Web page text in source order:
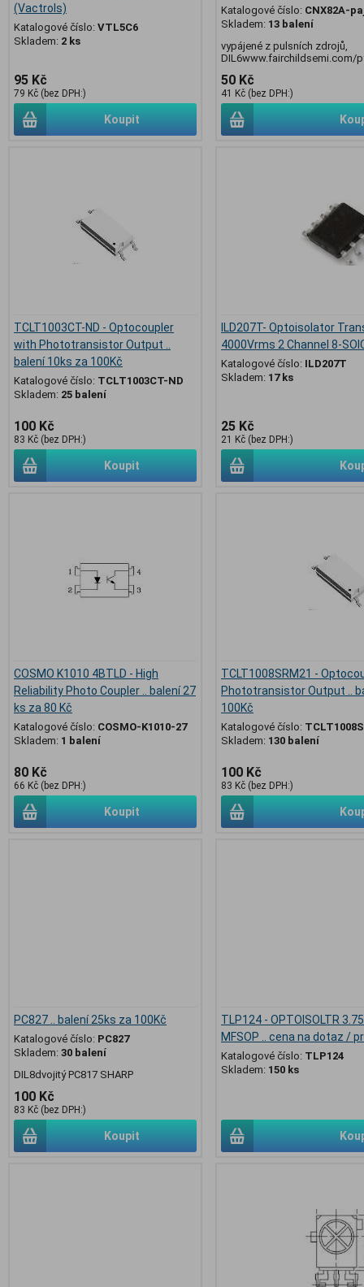
(Vactrols)
Katalogové číslo: VTL5C6
Skladem: 2 ks
95 Kč
79 Kč (bez DPH:)
Koupit
Katalogové číslo: CNX82A-
Skladem: 13 balení
vypájené z pulsních zdrojů,
DIL6www.fairchildsemi.com/
50 Kč
41 Kč (bez DPH:)
TCLT1003CT-ND - Optocoupler
with Phototransistor Output ..
balení 10ks za 100Kč
Katalogové číslo: TCLT1003CT-ND
Skladem: 25 balení
100 Kč
83 Kč (bez DPH:)
Koupit
ILD207T- Optoisolator
4000Vrms 2 Channel 8-
Katalogové číslo: ILD207T
Skladem: 17 ks
25 Kč
21 Kč (bez DPH:)
COSMO K1010 4BTLD - High
Reliability Photo Coupler .. balení 27
ks za 80 Kč
Katalogové číslo: COSMO-K1010-27
Skladem: 1 balení
80 Kč
66 Kč (bez DPH:)
Koupit
TCLT1008SRM21 -
Phototransistor Output ..
100Kč
Katalogové číslo:
Skladem: 130 balení
100 Kč
83 Kč (bez DPH:)
PC827 .. balení 25ks za 100Kč
Katalogové číslo: PC827
Skladem: 30 balení
DIL8dvojitý PC817 SHARP
100 Kč
83 Kč (bez DPH:)
Koupit
TLP124 - OPTOISOLTR
MFSOP .. cena na dotaz /
Katalogové číslo: TLP124
Skladem: 150 ks